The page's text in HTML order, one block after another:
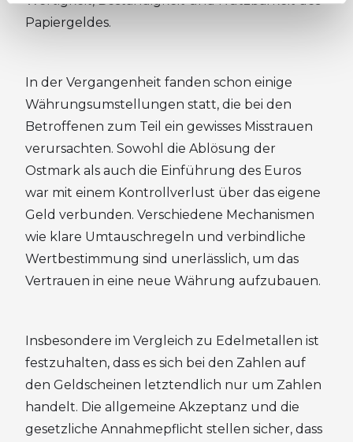
Papiergeldes.
In der Vergangenheit fanden schon einige
Währungsumstellungen statt, die bei den
Betroffenen zum Teil ein gewisses Misstrauen
verursachten. Sowohl die Ablösung der
Ostmark als auch die Einführung des Euros
war mit einem Kontrollverlust über das eigene
Geld verbunden. Verschiedene Mechanismen
wie klare Umtauschregeln und verbindliche
Wertbestimmung sind unerlässlich, um das
Vertrauen in eine neue Währung aufzubauen.
Insbesondere im Vergleich zu Edelmetallen ist
festzuhalten, dass es sich bei den Zahlen auf
den Geldscheinen letztendlich nur um Zahlen
handelt. Die allgemeine Akzeptanz und die
gesetzliche Annahmepflicht stellen sicher, dass